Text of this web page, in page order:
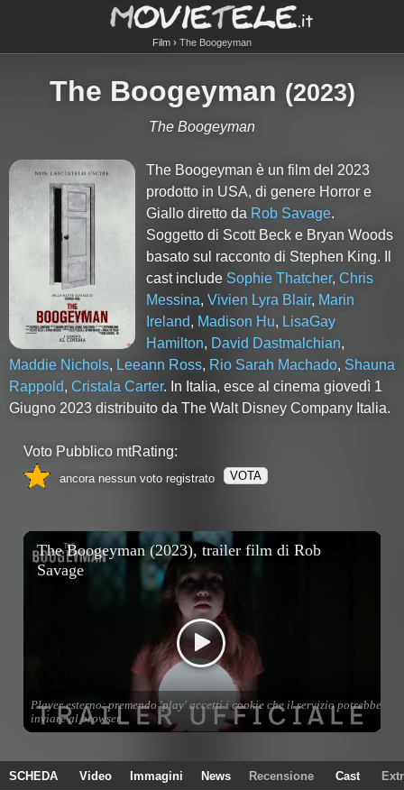
Film The Boogeyman
The Boogeyman (2023)
The Boogeyman
The Boogeyman è un film del 2023
prodotto in USA, di genere Horror e
Giallo diretto da Rob Savage.
Soggetto di Scott Beck e Bryan Woods
basato sul racconto di Stephen King. Il
cast include Sophie Thatcher,Chris
Messina,Vivien Lyra Blair, Marin
Ireland, Madison Hu, LisaGay
Hamilton, David Dastmalchian,
Maddie Nichols, Leeann Ross, Rio Sarah Machado, Shauna
Rappold, Cristala Carter. In Italia, esce al cinema giovedì 1
Giugno 2023 distribuito da The Walt Disney Company Italia.
Voto Pubblico mtRating:
ancora nessun voto registrato VOTA
SCHEDA Video Immagini News Recensione Cast